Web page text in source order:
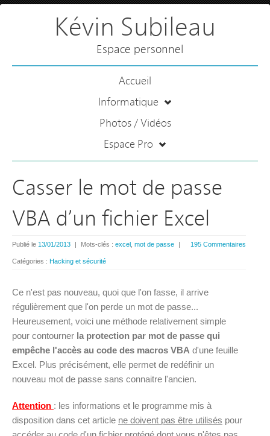
Kévin Subileau
Espace personnel
Accueil
Informatique
Photos / Vidéos
Espace Pro
Casser le mot de passe
VBA d’un fichier Excel
195 Commentaires
Publié le 13/01/2013 | Mots-clés : excel mot de passe |
Catégories : Hacking et sécurité
Ce n'est pas nouveau, quoi que l'on fasse, il arrive
régulièrement que l'on perde un mot de passe...
Heureusement, voici une méthode relativement simple
pour contourner la protection par mot de passe qui
empêche l'accès au code des macros VBA d'une feuille
Excel. Plus précisément, elle permet de redéfinir un
nouveau mot de passe sans connaitre l'ancien.
Attention : les informations et le programme mis à
disposition dans cet article ne doivent pas être utilisés pour